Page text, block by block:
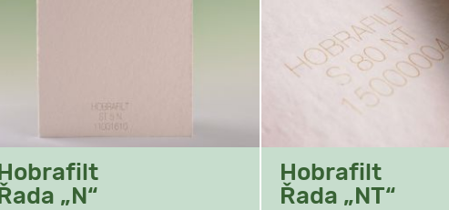
Hobrafilt
Řada „N“
Hobrafilt
Řada „NT“